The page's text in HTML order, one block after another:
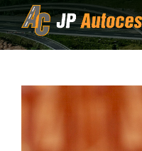
Skip to content